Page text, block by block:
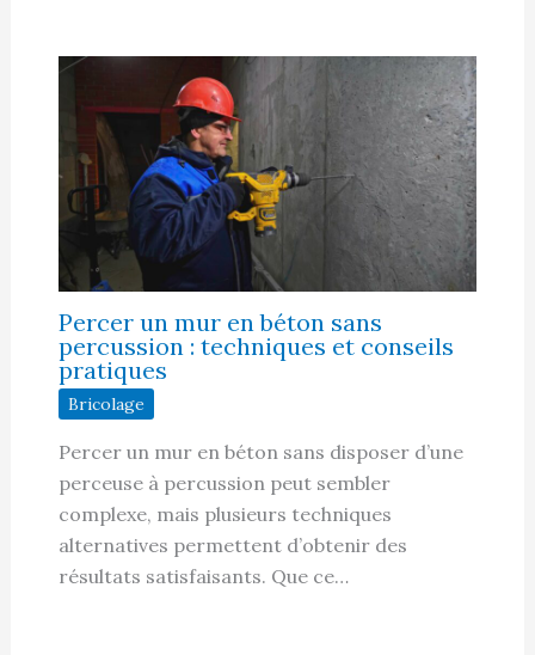
Percer un mur en béton sans
percussion : techniques et conseils
pratiques
Bricolage
Percer un mur en béton sans disposer d’une
perceuse à percussion peut sembler
complexe, mais plusieurs techniques
alternatives permettent d’obtenir des
résultats satisfaisants. Que ce…